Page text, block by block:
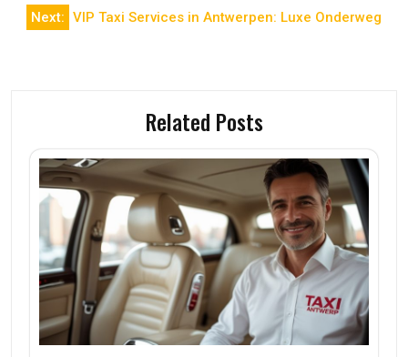
Next: VIP Taxi Services in Antwerpen: Luxe Onderweg
Related Posts